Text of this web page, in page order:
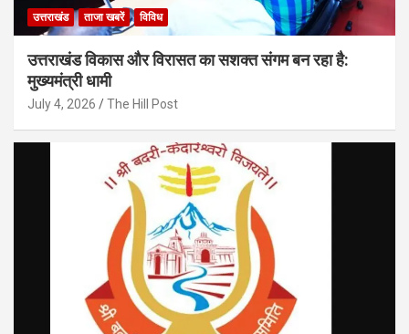
उत्तराखंड ताजा खबरें विविध
उत्तराखंड विकास और विरासत का सशक्त संगम बन रहा है:
मुख्यमंत्री धामी
July 4, 2026 The Hill Post